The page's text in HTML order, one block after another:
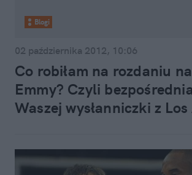
Blogi
02 października 2012, 10:06
Co robiłam na rozdaniu
Emmy? Czyli
Waszej wysłanniczki z